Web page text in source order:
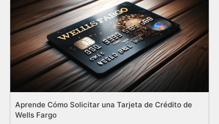
Aprende Cómo Solicitar una Tarjeta de Crédito de
Wells Fargo